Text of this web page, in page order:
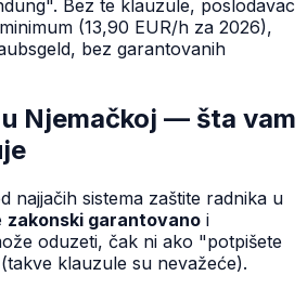
Bez te klauzule, poslodavac
(13,90 EUR/h za 2026),
bez garantovanih
Njemačkoj — šta vam
najjačih sistema zaštite radnika u
zakonski garantovano i
oduzeti, čak ni ako "potpišete
klauzule su nevažeće).